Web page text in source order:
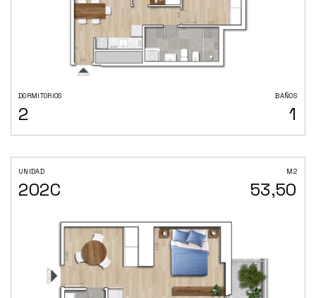
DORMITORIOS
2
BAÑOS
1
UNIDAD
202C
M2
53,50